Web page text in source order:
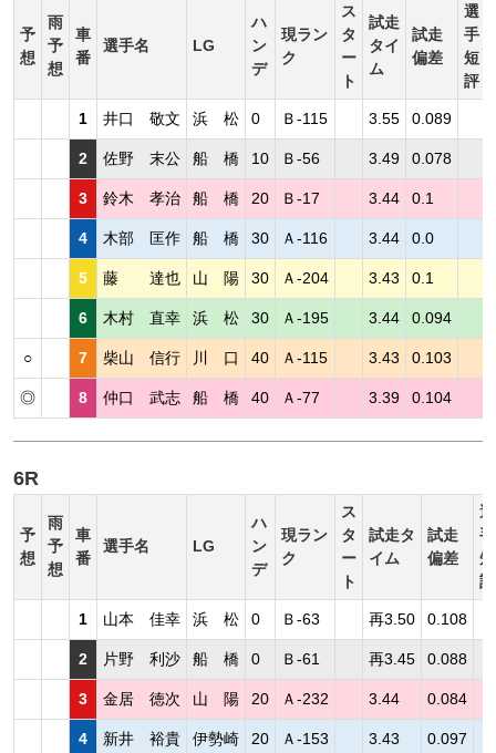
予
想
雨
予
想
車
番
選手名 LG
ハ
ン
デ
現ラン
ク
ス
タ
ー
ト
試走
タイ
ム
試走
偏差
選
手
短
評
1 井口 敬文 浜 松 0 Ｂ-115 3.55 0.089
2 佐野 末公 船 橋 10 Ｂ-56 3.49 0.078
3 鈴木 孝治 船 橋 20 Ｂ-17 3.44 0.1
4 木部 匡作 船 橋 30 Ａ-116 3.44 0.0
5 藤 達也 山 陽 30 Ａ-204 3.43 0.1
6 木村 直幸 浜 松 30 Ａ-195 3.44 0.094
○ 7 柴山 信行 川 口 40 Ａ-115 3.43 0.103
◎ 8 仲口 武志 船 橋 40 Ａ-77 3.39 0.104
6R
予
想
雨
予
想
車
番
選手名 LG
ハ
ン
デ
現ラン
ク
ス
タ
ー
ト
試走タ
イム
試走
偏差
選
手
短
評
1 山本 佳幸 浜 松 0 Ｂ-63 再3.50 0.108
2 片野 利沙 船 橋 0 Ｂ-61 再3.45 0.088
3 金居 徳次 山 陽 20 Ａ-232 3.44 0.084
4 新井 裕貴 伊勢崎 20 Ａ-153 3.43 0.097